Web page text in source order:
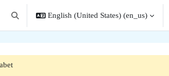
Toggle search input
English (United States) ‎(en_us)‎